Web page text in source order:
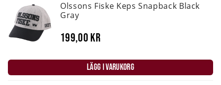
Olssons Fiske Keps Snapback Black
Gray
199,00 kr
LÄGG I VARUKORG